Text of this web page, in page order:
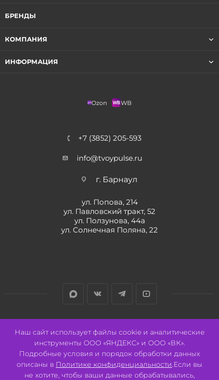
БРЕНДЫ
КОМПАНИЯ
ИНФОРМАЦИЯ
Ozon WB
+7 (3852) 205-593
info@tvoypulse.ru
г. Барнаул
ул. Попова, 214
ул. Павловский тракт, 52
ул. Ползунова, 44а
ул. Солнечная Поляна, 22
2026 © ООО "СВК"/ 656064 г. Барнаул, ул. Павловский тракт, 52.
Разработано:Авалон
Наш сайт использует файлы cookie и аналитические
инструменты ООО «ЯНДЕКС» и ООО «ВК».
Подробные условия и порядок обработки данных
описаны в Политике конфиденциальности.Если вы
не хотите, чтобы ваши данные обрабатывались,